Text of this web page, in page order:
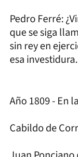
Pedro Ferré:
que se siga
sin rey en
esa investidura.
Año 1809 - En
Cabildo de